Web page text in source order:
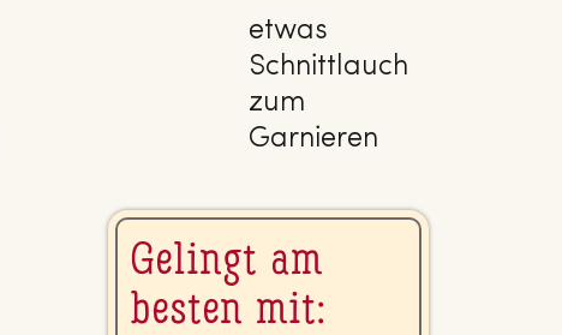
etwas
Schnittlauch
zum
Garnieren
Gelingt am
besten mit: